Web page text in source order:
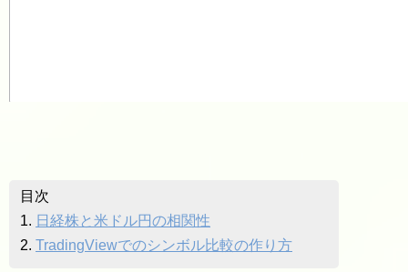
目次
1. 日経株と米ドル円の相関性
2. TradingViewでのシンボル比較の作り方